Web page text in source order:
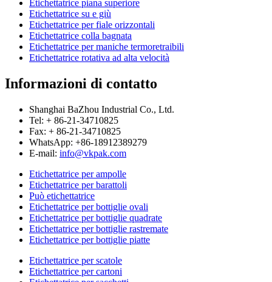
Etichettatrice piana superiore
Etichettatrice su e giù
Etichettatrice per fiale orizzontali
Etichettatrice colla bagnata
Etichettatrice per maniche termoretraibili
Etichettatrice rotativa ad alta velocità
Informazioni di contatto
Shanghai BaZhou Industrial Co., Ltd.
Tel: + 86-21-34710825
Fax: + 86-21-34710825
WhatsApp: +86-18912389279
E-mail: info@vkpak.com
Etichettatrice per ampolle
Etichettatrice per barattoli
Può etichettatrice
Etichettatrice per bottiglie ovali
Etichettatrice per bottiglie quadrate
Etichettatrice per bottiglie rastremate
Etichettatrice per bottiglie piatte
Etichettatrice per scatole
Etichettatrice per cartoni